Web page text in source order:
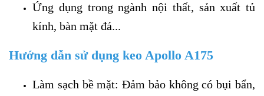
Ứng dụng trong ngành nội thất, sản xuất tủ
kính, bàn mặt đá...
Hướng dẫn sử dụng keo Apollo A175
Làm sạch bề mặt: Đảm bảo không có bụi bẩn,